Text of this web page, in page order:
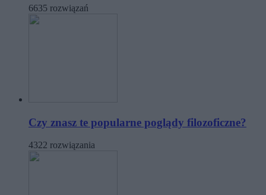
6635 rozwiązań
Czy znasz te popularne poglądy filozoficzne?
4322 rozwiązania